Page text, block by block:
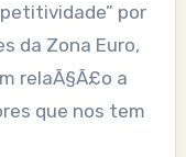
por
da Zona Euro,
relaÃ§Ã£o a
que nos tem